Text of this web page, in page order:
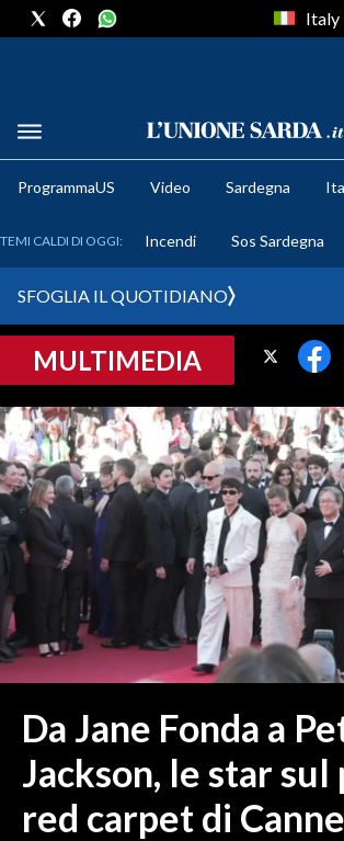
METEO
CRONACA SARDEGNA
PROVINCIA DI CAGLIARI
SULCIS IGLESIENTE
MEDIO CAMPIDANO
ORISTANO E PROVINCIA
SASSARI E PROVINCIA
GALLURA
NUORO E PROVINCIA
OGLIASTRA
ITALIA
MONDO
Italy
ProgrammaUS Video Sardegna
TEMI CALDI DI OGGI: Incendi Sos Sardegna
SFOGLIA IL QUOTIDIANO
MULTIMEDIA
Da Jane Fonda a
Jackson, le star sul
red carpet di